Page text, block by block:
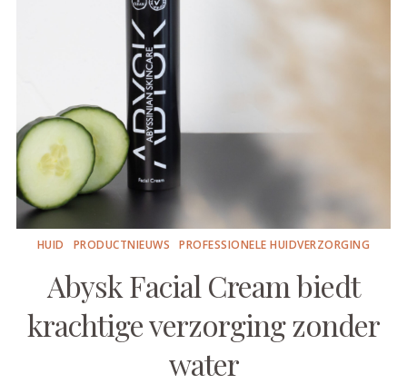
HUID PRODUCTNIEUWS PROFESSIONELE HUIDVERZORGING
Abysk Facial Cream biedt
krachtige verzorging zonder
water